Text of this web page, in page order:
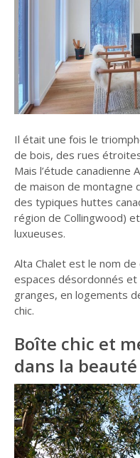
Il était une fois le
de bois, des rues
Mais l’étude canadienne
de maison de montagne
des typiques huttes
région de Collingwood)
luxueuses.
Alta Chalet est le nom
espaces désordonnés
granges, en logements
chic.
Boîte chic et
dans la